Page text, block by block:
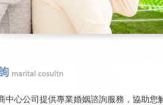
中心公司提供專業婚姻諮詢服務，協助